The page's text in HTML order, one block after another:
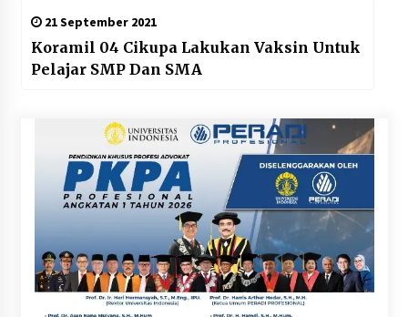
21 September 2021
Koramil 04 Cikupa Lakukan Vaksin Untuk
Pelajar SMP Dan SMA